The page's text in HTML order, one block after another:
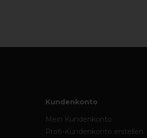
Kundenkonto
Mein Kundenkonto
Profi-Kundenkonto erstellen